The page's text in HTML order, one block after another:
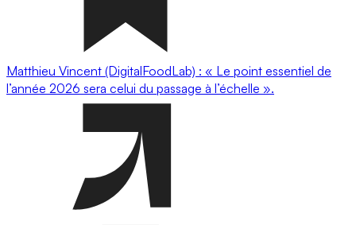
Matthieu Vincent (DigitalFoodLab) : « Le point essentiel de
l’année 2026 sera celui du passage à l’échelle ».